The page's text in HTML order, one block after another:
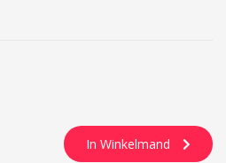
In Winkelmand